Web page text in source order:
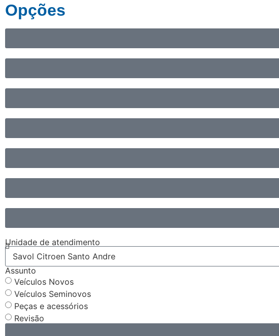
Opções
Unidade de atendimento
Assunto
Veículos Novos
Veículos Seminovos
Peças e acessórios
Revisão